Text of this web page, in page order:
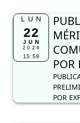
LUN
22
JUN
2026
15:59
POR
POR